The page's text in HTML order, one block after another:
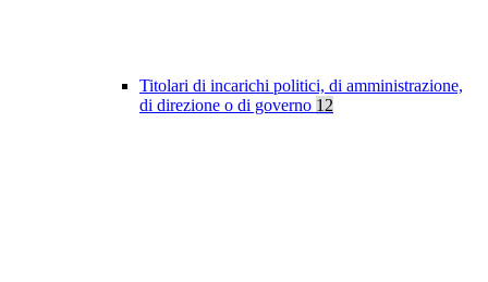
Titolari di incarichi politici, di amministrazione,
di direzione o di governo 12